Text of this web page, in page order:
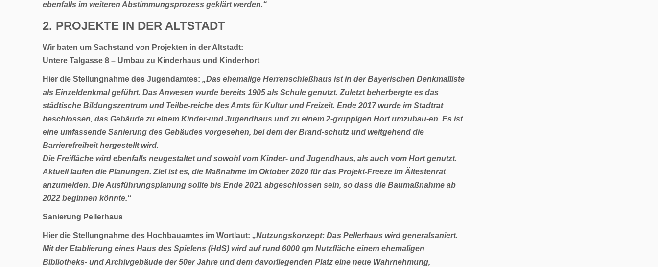
ebenfalls im weiteren Abstimmungsprozess geklärt werden.“
2. PROJEKTE IN DER ALTSTADT
Wir baten um Sachstand von Projekten in der Altstadt:
Untere Talgasse 8 – Umbau zu Kinderhaus und Kinderhort
Hier die Stellungnahme des Jugendamtes: „Das ehemalige Herrenschießhaus ist in derBayerischen Denkmalliste
als Einzeldenkmal geführt. Das Anwesen wurde bereits 1905 als Schule genutzt. Zuletzt beherbergte es das
städtische Bildungszentrum und Teilbe-reiche des Amts für Kultur und Freizeit. Ende 2017 wurde im Stadtrat
beschlossen, das Gebäude zu einem Kinder-und Jugendhaus und zu einem 2-gruppigen Hort umzubau-en. Es ist
eine umfassende Sanierung des Gebäudes vorgesehen, bei dem der Brand-schutz und weitgehend die
Barrierefreiheit hergestellt wird.
Die Freifläche wird ebenfalls neugestaltet und sowohl vom Kinder- und Jugendhaus, als auch vom Hort genutzt.
Aktuell laufen die Planungen. Ziel ist es, die Maßnahme im Oktober 2020 für das Projekt-Freeze im Ältestenrat
anzumelden. Die Ausführungsplanung sollte bis Ende 2021 abgeschlossen sein, so dass die Baumaßnahme ab
2022 beginnen könnte.“
Sanierung Pellerhaus
Hier die Stellungnahme des Hochbauamtes im Wortlaut: „Nutzungskonzept: Das Pellerhaus wird generalsaniert.
Mit der Etablierung eines Haus des Spielens (HdS) wird auf rund 6000 qm Nutzfläche einem ehemaligen
Bibliotheks- undArchivgebäude der 50er Jahre und dem davorliegenden Platz eine neue Wahrnehmung,